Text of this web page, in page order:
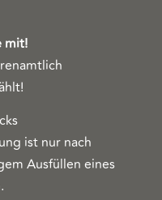
mit!
ist nur nach
Ausfüllen eines